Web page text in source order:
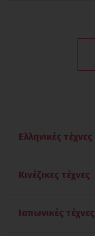
Ελληνικές τέχνες
Παγκράτιο
Κινέζικες τέχνες
Γου Σου
Ιαπωνικές τέχνες